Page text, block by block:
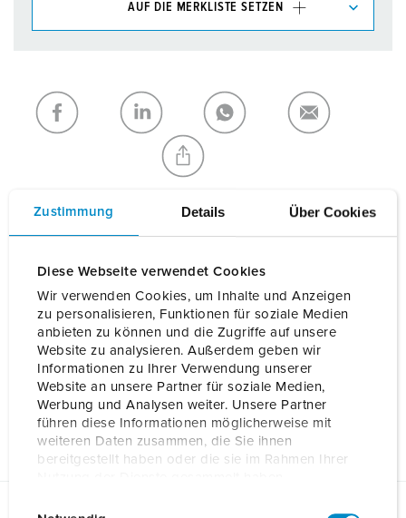
Zustimmung Details Über Cookies
Diese Webseite verwendet Cookies
Wir verwenden Cookies, um Inhalte und Anzeigen
zu personalisieren, Funktionen für soziale Medien
anbieten zu können und die Zugriffe auf unsere
Website zu analysieren. Außerdem geben wir
Informationen zu Ihrer Verwendung unserer
Website an unsere Partner für soziale Medien,
Werbung und Analysen weiter. Unsere Partner
führen diese Informationen möglicherweise mit
weiteren Daten zusammen, die Sie ihnen
bereitgestellt haben oder die sie im Rahmen Ihrer
AUF DIE MERKLISTE SETZEN
Meine Liste (0) HINZUFÜGEN
NEUE LISTE ERSTELLEN
Allgemeine Daten
Elektrische Daten
Mechanische Daten